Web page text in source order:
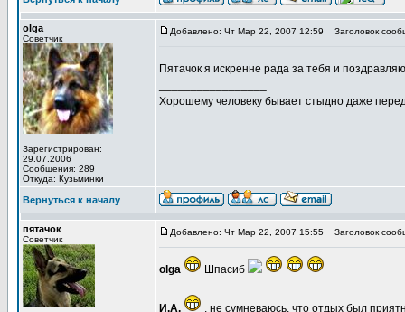
olga
Советчик
Зарегистрирован:
29.07.2006
Сообщения: 289
Откуда: Кузьминки
Добавлено: Чт Мар 22, 2007 12:59 Заголовок
Пятачок я искренне рада за тебя и
Хорошему человеку бывает стыдно даже
Вернуться к началу
пятачок
Советчик
Добавлено: Чт Мар 22, 2007 15:55 Заголовок
olga Шпасиб
И.А.
, не сумневаюсь, что отдых был